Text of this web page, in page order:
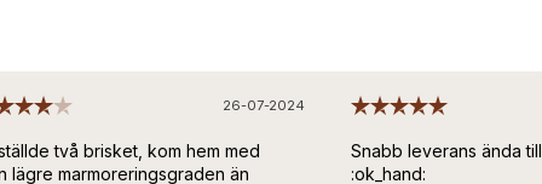
26-07-2024
två brisket, kom hem med
lägre marmoreringsgraden än
Snabb leverans ända
:ok_hand: